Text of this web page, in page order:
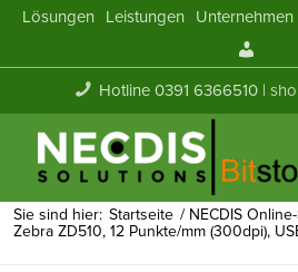
Lösungen Leistungen Unternehmen
Konto
Hotline 0391 6366510 |
Sie sind hier: Startseite / NECDIS
Zebra ZD510, 12 Punkte/mm (300dpi),